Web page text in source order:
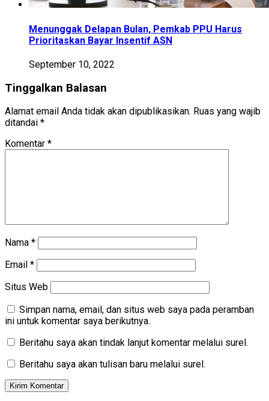
Menunggak Delapan Bulan, Pemkab PPU Harus
Prioritaskan Bayar Insentif ASN
September 10, 2022
Tinggalkan Balasan
Alamat email Anda tidak akan dipublikasikan. Ruas yang wajib
ditandai *
Komentar *
Nama *
Email *
Situs Web
Simpan nama, email, dan situs web saya pada peramban
ini untuk komentar saya berikutnya.
Beritahu saya akan tindak lanjut komentar melalui surel.
Beritahu saya akan tulisan baru melalui surel.